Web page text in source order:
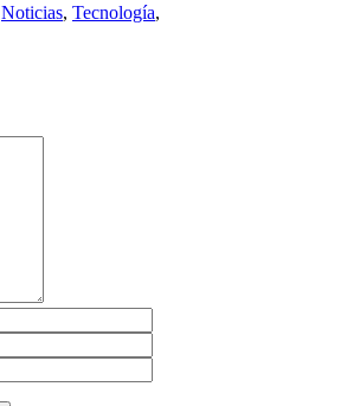
Noticias, Tecnología,